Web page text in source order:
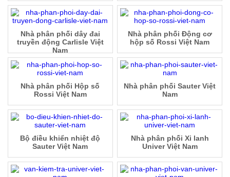
Nhà phân phối dây đai
truyền động Carlisle Việt
Nam
Nhà phân phối Động cơ
hộp số Rossi Việt Nam
Nhà phân phối Hộp số
Rossi Việt Nam
Nhà phân phối Sauter Việt
Nam
Bộ điều khiển nhiệt độ
Sauter Việt Nam
Nhà phân phối Xi lanh
Univer Việt Nam